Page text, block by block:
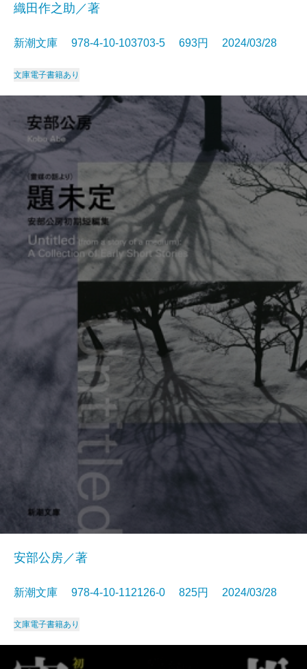
織田作之助／著
新潮文庫 978-4-10-103703-5 693円 2024/03/28
文庫電子書籍あり
安部公房／著
新潮文庫 978-4-10-112126-0 825円 2024/03/28
文庫電子書籍あり